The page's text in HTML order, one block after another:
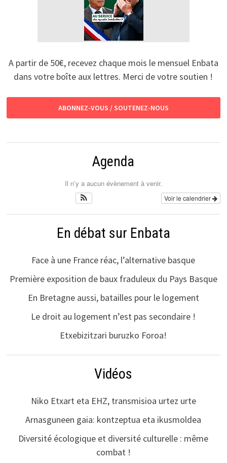
A partir de 50€, recevez chaque mois le mensuel Enbata
dans votre boîte aux lettres. Merci de votre soutien !
ABONNEZ-VOUS / SOUTENEZ-NOUS
Agenda
Il n’y a aucun évènement à venir.
Voir le calendrier
En débat sur Enbata
Face à une France réac, l’alternative basque
Première exposition de baux fraduleux du Pays Basque
En Bretagne aussi, batailles pour le logement
Le droit au logement n’est pas secondaire !
Etxebizitzari buruzko Foroa!
Vidéos
Niko Etxart eta EHZ, transmisioa urtez urte
Arnasguneen gaia: kontzeptua eta ikusmoldea
Diversité écologique et diversité culturelle : même
combat !